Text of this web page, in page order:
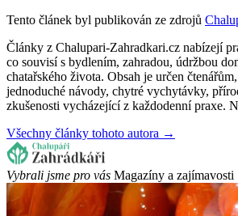
Tento článek byl publikován ze zdrojů
Články z Chalupari-Zahradkari.cz nabízejí
co souvisí s bydlením, zahradou, údržbou
chatařského života. Obsah je určen
jednoduché návody, chytré vychytávky,
zkušenosti vycházející z každodenní praxe.
Všechny články tohoto autora →
Vybrali jsme pro vás Magazíny a zajímavosti